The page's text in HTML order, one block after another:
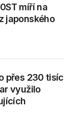
míří na
japonského
přes 230 tisíc
využilo